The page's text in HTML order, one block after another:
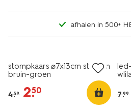
afhalen in 500+
stompkaars ⌀7x13cm strepen
bruin-groen
4.59 2.
50 7.99